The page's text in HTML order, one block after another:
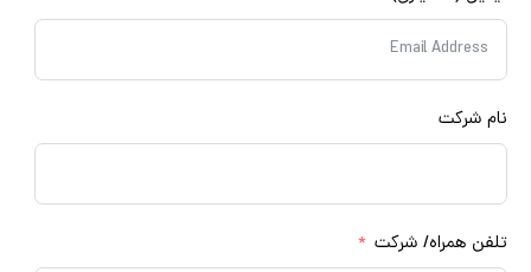
شرکت
همراه/ شرکت